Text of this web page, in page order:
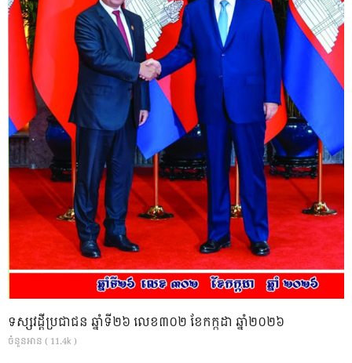
ទស្សវដ្តីប្រជាជន ឆ្នាំទី២៦ លេខ៣០២ ខែកក្កដា ឆ្នាំ២០២៦
ចំនួនអាន ( 11.4k )